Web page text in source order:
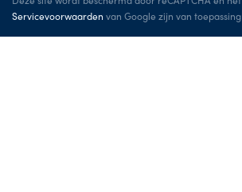
Servicevoorwaarden van Google zijn van toepassing